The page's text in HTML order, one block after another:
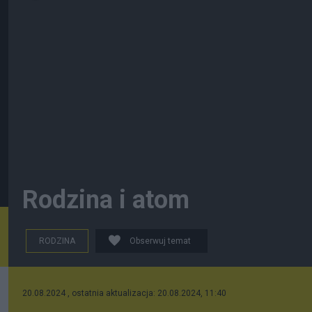
Rodzina i atom
RODZINA Obserwuj temat
20.08.2024 , ostatnia aktualizacja: 20.08.2024, 11:40